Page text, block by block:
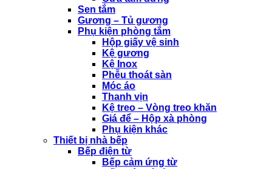
Sen tắm
Gương – Tủ gương
Phụ kiện phòng tắm
Hộp giấy vệ sinh
Kệ gương
Kệ Inox
Phễu thoát sàn
Móc áo
Thanh vịn
Kệ treo – Vòng treo khăn
Giá để – Hộp xà phòng
Phụ kiện khác
Thiết bị nhà bếp
Bếp điện từ
Bếp cảm ứng từ